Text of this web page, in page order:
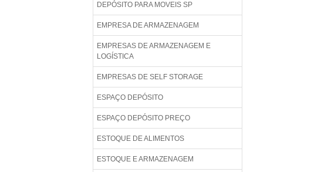
DEPÓSITO PARA MOVEIS SP
EMPRESA DE ARMAZENAGEM
EMPRESAS DE ARMAZENAGEM E
LOGÍSTICA
EMPRESAS DE SELF STORAGE
ESPAÇO DEPÓSITO
ESPAÇO DEPÓSITO PREÇO
ESTOQUE DE ALIMENTOS
ESTOQUE E ARMAZENAGEM